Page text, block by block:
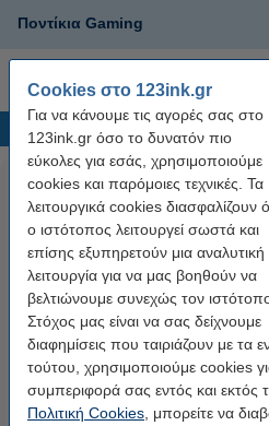
Cookies στο 123ink.gr
Για να κάνουμε τις αγορές σας στο
123ink.gr όσο το δυνατόν πιο
εύκολες για εσάς, χρησιμοποιούμε
cookies και παρόμοιες τεχνικές. Τα
λειτουργικά cookies διασφαλίζουν
ο ιστότοπος λειτουργεί σωστά και
επίσης εξυπηρετούν μια αναλυτική
λειτουργία για να μας βοηθούν να
βελτιώνουμε συνεχώς τον
Στόχος μας είναι να σας δείχνουμε
διαφημίσεις που ταιριάζουν με τα
τούτου, χρησιμοποιούμε cookies
συμπεριφορά σας εντός και εκτός
Πολιτική Cookies , μπορείτε να
Ποντίκια Gaming
Δημοφιλή
Ασύρματο Ποντίκι Logitech
17,50 € Συμπ. 24% ΦΠΑ